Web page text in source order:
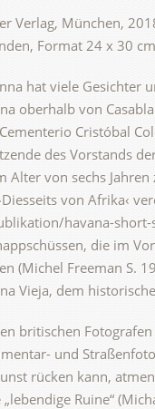
Verlag, München,
Format 24 x 30
hat viele Gesichter
oberhalb von
Cristóbal
des Vorstands
Alter von sechs
von Afrika‹
havana-short-
die im
(Michel Freeman S.
Vieja, dem
britischen
und
rücken kann,
„lebendige Ruine“